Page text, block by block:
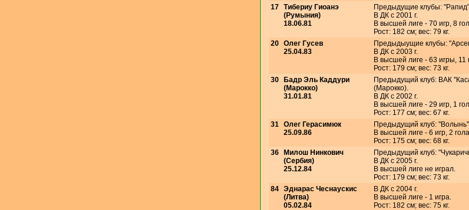
17 Тибериу Гиоанэ
(Румыния)
18.06.81
Предыдущие клубы:
В ДК с 2001 г.
В высшей лиге - 70 игр, 8
Рост: 182 см; вес: 79 кг.
20 Олег Гусев
25.04.83
Предыдыущие клубы:
В ДК с 2003 г.
В высшей лиге - 63 игры, 11
Рост: 179 см; вес: 73 кг.
30
Бадр Эль Каддури
(Марокко)
31.01.81
Предыдущий клуб: ВАК
(Марокко).
В ДК с 2002 г.
В высшей лиге - 29 игр, 1
Рост: 177 см; вес: 67 кг.
31 Олег Герасимюк
25.09.86
Предыдущий клуб:
В высшей лиге - 6 игр, 2
Рост: 175 см; вес: 68 кг.
36
Милош Нинкович
(Сербия)
25.12.84
Предыдущий клуб:
В ДК с 2005 г.
В высшей лиге не играл.
Рост: 179 см; вес: 73 кг.
84 Эднарас Чеснаускис
(Литва)
05.02.84
В ДК с 2004 г.
В высшей лиге - 1 игра.
Рост: 182 см; вес: 75 кг.